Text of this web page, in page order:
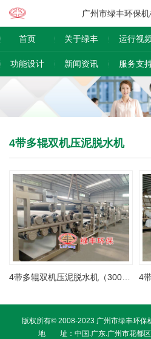
首页 关于绿丰 运行视
功能设计 新闻资讯 服务支
4带多辊双机压泥脱水机
4带多辊双机压泥脱水机（3000-3500）-S11
版权所有© 2008-2023 广州市绿丰环保
地 址：中国.广东.广州市花都区
广州市绿丰环保